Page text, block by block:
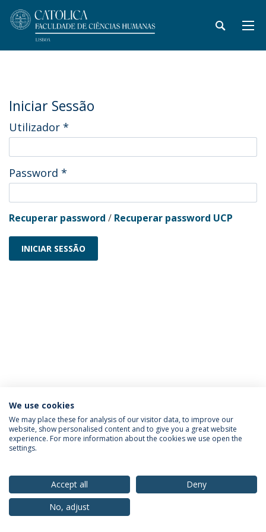
Iniciar Sessão
Utilizador *
Password *
Recuperar password / Recuperar password UCP
INICIAR SESSÃO
Política de Privacidade
Termos & Condições
Direitos do Titular dos Dados
© 2026 Universidade Católica Portuguesa
We use cookies
We may place these for analysis of our visitor data, to improve our
website, show personalised content and to give you a great website
experience. For more information about the cookies we use open the
settings.
Accept all
Deny
No, adjust